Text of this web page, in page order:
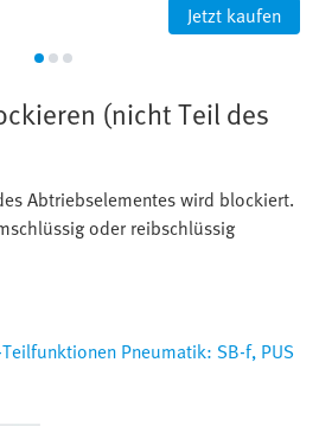
Jetzt kaufen
(nicht Teil des
Abtriebselementes wird blockiert.
oder reibschlüssig
Pneumatik: SB-f, PUS